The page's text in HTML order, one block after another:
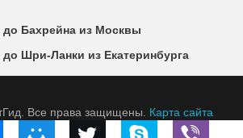
до Бахрейна из Москвы
до Шри-Ланки из Екатеринбурга
Все права защищены. Карта сайта